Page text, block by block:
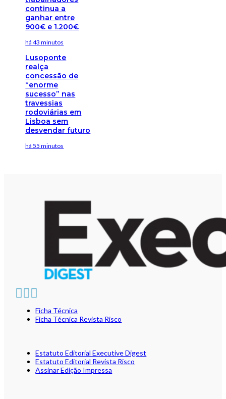
continua a
ganhar entre
900€ e 1.200€
há 43 minutos
Lusoponte
realça
concessão de
“enorme
sucesso” nas
travessias
rodoviárias em
Lisboa sem
desvendar futuro
há 55 minutos
Ficha Técnica
Ficha Técnica Revista Risco
Estatuto Editorial Executive Digest
Estatuto Editorial Revista Risco
Assinar Edição Impressa